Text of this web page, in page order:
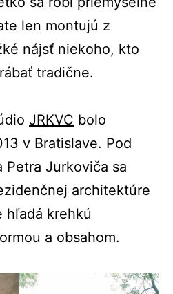
len montujú z
nájsť niekoho, kto
tradične.
JRKVC bolo
v Bratislave. Pod
Jurkoviča sa
architektúre
hľadá krehkú
a obsahom.